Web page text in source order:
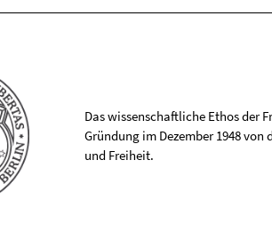
Das wissenschaftliche Ethos der
Gründung im Dezember 1948
und Freiheit.